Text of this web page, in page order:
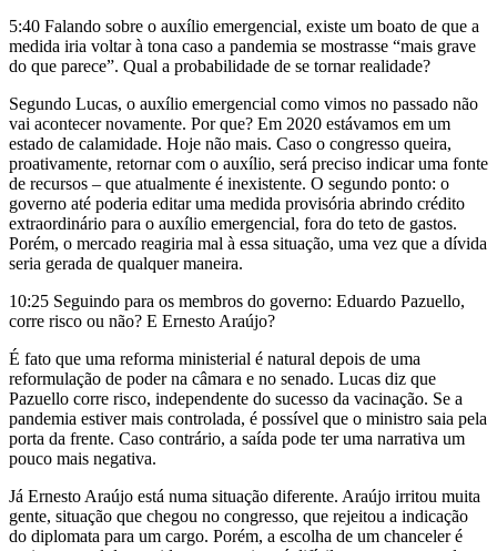
5:40 Falando sobre o auxílio emergencial, existe um boato de que a
medida iria voltar à tona caso a pandemia se mostrasse “mais grave
do que parece”. Qual a probabilidade de se tornar realidade?
Segundo Lucas, o auxílio emergencial como vimos no passado não
vai acontecer novamente. Por que? Em 2020 estávamos em um
estado de calamidade. Hoje não mais. Caso o congresso queira,
proativamente, retornar com o auxílio, será preciso indicar uma fonte
de recursos – que atualmente é inexistente. O segundo ponto: o
governo até poderia editar uma medida provisória abrindo crédito
extraordinário para o auxílio emergencial, fora do teto de gastos.
Porém, o mercado reagiria mal à essa situação, uma vez que a dívida
seria gerada de qualquer maneira.
10:25 Seguindo para os membros do governo: Eduardo Pazuello,
corre risco ou não? E Ernesto Araújo?
É fato que uma reforma ministerial é natural depois de uma
reformulação de poder na câmara e no senado. Lucas diz que
Pazuello corre risco, independente do sucesso da vacinação. Se a
pandemia estiver mais controlada, é possível que o ministro saia pela
porta da frente. Caso contrário, a saída pode ter uma narrativa um
pouco mais negativa.
Já Ernesto Araújo está numa situação diferente. Araújo irritou muita
gente, situação que chegou no congresso, que rejeitou a indicação
do diplomata para um cargo. Porém, a escolha de um chanceler é